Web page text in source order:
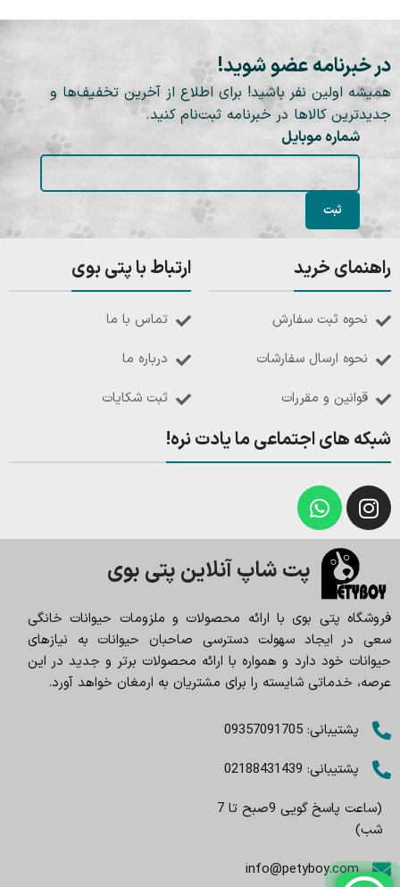
در خبرنامه عضو شوید!
همیشه اولین نفر باشید! برای اطلاع از آخرین تخفیف‌ها و
جدیدترین کالاها در خبرنامه ثبت‌نام کنید.
شماره موبایل
راهنمای خرید
نحوه ثبت سفارش
نحوه ارسال سفارشات
قوانین و مقررات
ارتباط با پتی بوی
تماس با ما
درباره ما
ثبت شکایات
شبکه های اجتماعی ما یادت نره!
پت شاپ آنلاین پتی بوی
فروشگاه پتی بوی با ارائه محصولات و ملزومات حیوانات خانگی
سعی در ایجاد سهولت دسترسی صاحبان حیوانات به نیازهای
حیوانات خود دارد و همواره با ارائه محصولات برتر و جدید در این
عرصه، خدماتی شایسته را برای مشتریان به ارمغان خواهد آورد.
پشتیبانی: 09357091705
پشتیبانی: 02188431439
(ساعت پاسخ گویی 9صبح تا 7
شب)
info@petyboy.com